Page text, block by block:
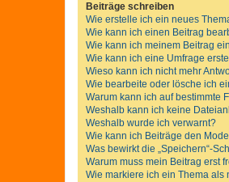
Beiträge schreiben
Wie erstelle ich ein neues
Wie kann ich einen Beitrag
Wie kann ich meinem Beitrag
Wie kann ich eine Umfrage
Wieso kann ich nicht mehr
Wie bearbeite oder lösche ich
Warum kann ich auf bestimmte
Weshalb kann ich keine
Weshalb wurde ich verwarnt?
Wie kann ich Beiträge den
Was bewirkt die „Speichern“-
Warum muss mein Beitrag erst
Wie markiere ich ein Thema als